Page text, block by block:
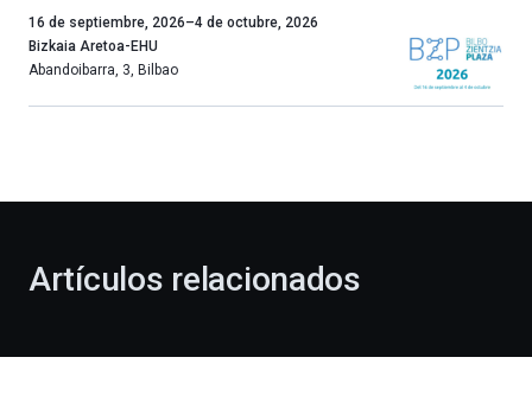
Un
año
más,
celebración
novena
16 de septiembre, 2026–4 de octubre, 2026
Bizkaia Aretoa-EHU
Abandoibarra, 3, Bilbao
Artículos relacionados